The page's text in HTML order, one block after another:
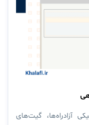
آزادراه‌ها، گیت‌های